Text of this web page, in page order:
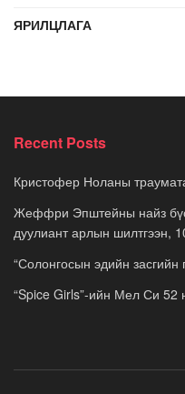
ЯРИЛЦЛАГА
Recent Posts
Кристофер Ноланы
Жеффри Эпштейны найз
дуулиант арлын шилтгээн,
“Солонгосын эдийн засгийн
“Spice Girls”-ийн Мел Си 52